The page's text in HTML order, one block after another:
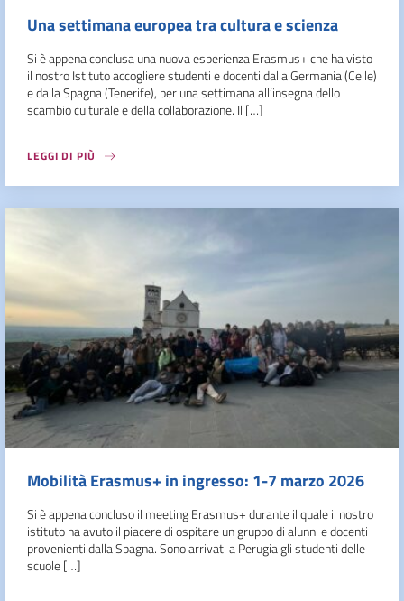
Una settimana europea tra cultura e scienza
Si è appena conclusa una nuova esperienza Erasmus+ che ha visto
il nostro Istituto accogliere studenti e docenti dalla Germania (Celle)
e dalla Spagna (Tenerife), per una settimana all’insegna dello
scambio culturale e della collaborazione. Il […]
LEGGI DI PIÙ
Mobilità Erasmus+ in ingresso: 1-7 marzo 2026
Si è appena concluso il meeting Erasmus+ durante il quale il nostro
istituto ha avuto il piacere di ospitare un gruppo di alunni e docenti
provenienti dalla Spagna. Sono arrivati a Perugia gli studenti delle
scuole […]